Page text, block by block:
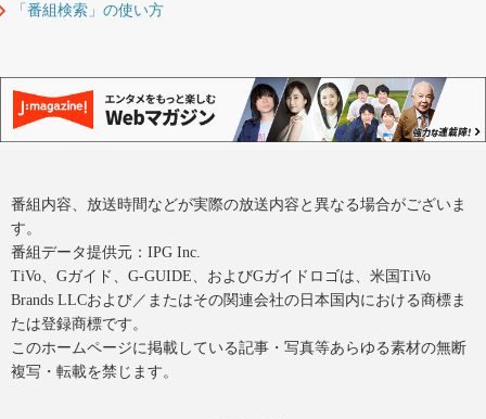
「番組検索」の使い方
番組内容、放送時間などが実際の放送内容と異なる場合がございま
す。
番組データ提供元：IPG Inc.
TiVo、Gガイド、G-GUIDE、およびGガイドロゴは、米国TiVo
Brands LLCおよび／またはその関連会社の日本国内における商標ま
たは登録商標です。
このホームページに掲載している記事・写真等あらゆる素材の無断
複写・転載を禁じます。